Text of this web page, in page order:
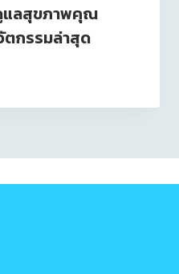
แลสุขภาพคุณ
ตกรรมล่าสุด